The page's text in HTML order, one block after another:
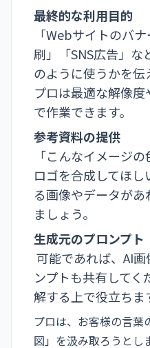
最終的な利用目的
「Webサイトのバ
刷」「SNS広告」な
のように使うかを伝
プロは最適な解像
で作業できます。
参考資料の提供
「こんなイメージ
ロゴを合成してほ
る画像やデータが
ましょう。
生成元のプロンプト
可能であれば、AI
ンプトも共有して
解する上で役立ちま
プロは、お客様の言葉
図」を汲み取ろうとし